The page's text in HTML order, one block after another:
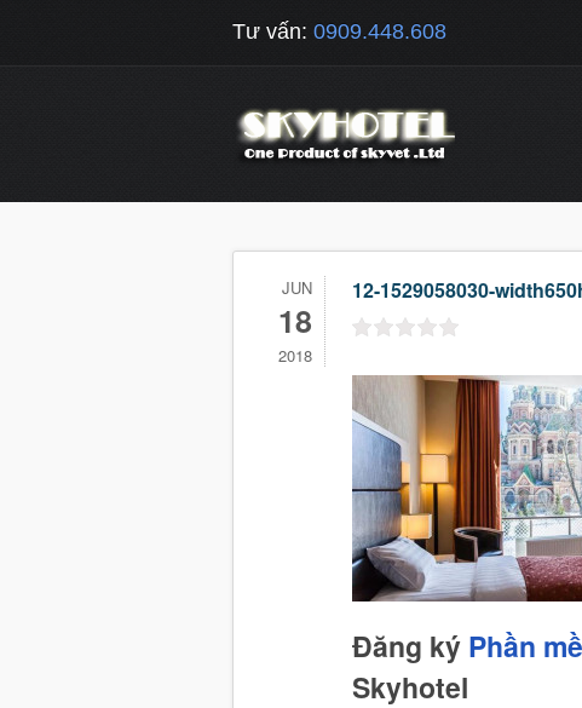
Tư vấn: 0909.448.608
JUN
18
2018
12-1529058030-
Đăng ký Phần
Skyhotel